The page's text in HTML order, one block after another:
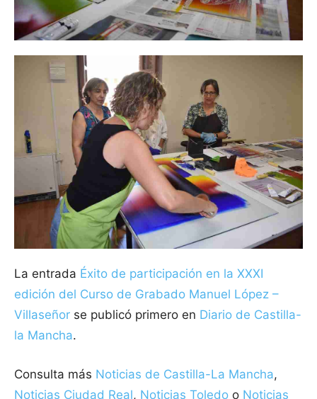
La entrada Éxito de participación en la XXXI
edición del Curso de Grabado Manuel López –
Villaseñor se publicó primero en Diario de Castilla-
la Mancha.
Consulta más Noticias de Castilla-La Mancha,
Noticias Ciudad Real, Noticias Toledo o Noticias